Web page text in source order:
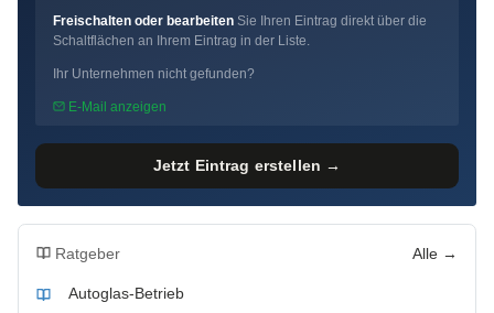
Freischalten oder bearbeiten Sie Ihren Eintrag direkt über die
Schaltflächen an Ihrem Eintrag in der Liste.
Ihr Unternehmen nicht gefunden?
E-Mail anzeigen
Jetzt Eintrag erstellen →
Ratgeber Alle →
Autoglas-Betrieb